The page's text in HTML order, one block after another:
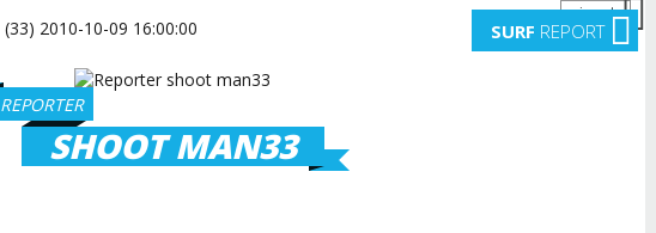
SURF REPORT
suivante
REPORTER
SHOOT MAN33